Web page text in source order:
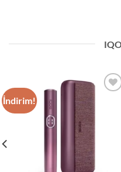
İndirim!